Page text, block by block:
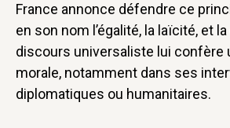
France annonce défendre ce
en son nom l’égalité, la laïcité, et
discours universaliste lui confère
morale, notamment dans ses
diplomatiques ou humanitaires.